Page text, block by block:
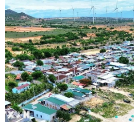
và Thu Đông tại thủ đô Hà
Đây là một trong những nỗ
dòng chảy của thời trang thế
những xu hướng thời trang
tín đồ thời trang trong nước.